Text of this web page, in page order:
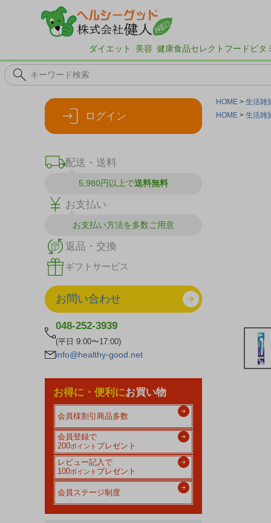
ダイエット 美容 健康食品セレクトフード ビタ
ログイン
配送・送料
5,980円以上で送料無料
お支払い
お支払い方法を多数ご用意
返品・交換
ギフトサービス
お問い合わせ
048-252-3939
(平日 9:00〜17:00)
info@healthy-good.net
お得に・便利にお買い物
会員様割引商品多数
会員登録で
200ポイント プレゼント
レビュー記入で
100ポイント プレゼント
会員ステージ制度
HOME
生活雑
HOME
生活雑